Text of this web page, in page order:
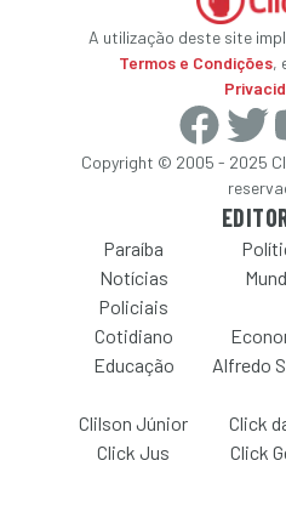
A utilização deste site
Termos e Condições,
Copyright © 2005 - 2025
Paraíba
Notícias
Policiais
Cotidiano
Educação
Alfredo
Clilson Júnior
Click
Click Jus
Click